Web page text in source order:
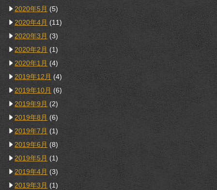
2020年5月 (5)
2020年4月 (11)
2020年3月 (3)
2020年2月 (1)
2020年1月 (4)
2019年12月 (4)
2019年10月 (6)
2019年9月 (2)
2019年8月 (6)
2019年7月 (1)
2019年6月 (8)
2019年5月 (1)
2019年4月 (3)
2019年3月 (1)